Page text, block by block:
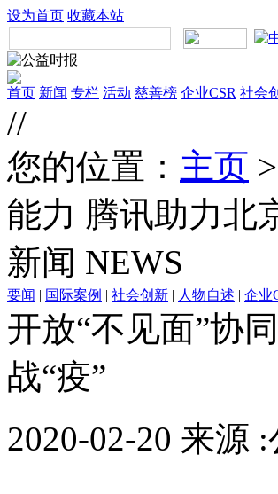
设为首页 收藏本站
首页 新闻 专栏 活动 慈善榜 企业CSR 社会
//
您的位置： 主页 >
能力 腾讯助力北
新闻 NEWS
要闻 | 国际案例 | 社会创新 | 人物自述 | 企业
开放“不见面”协
战“疫”
2020-02-20 来源